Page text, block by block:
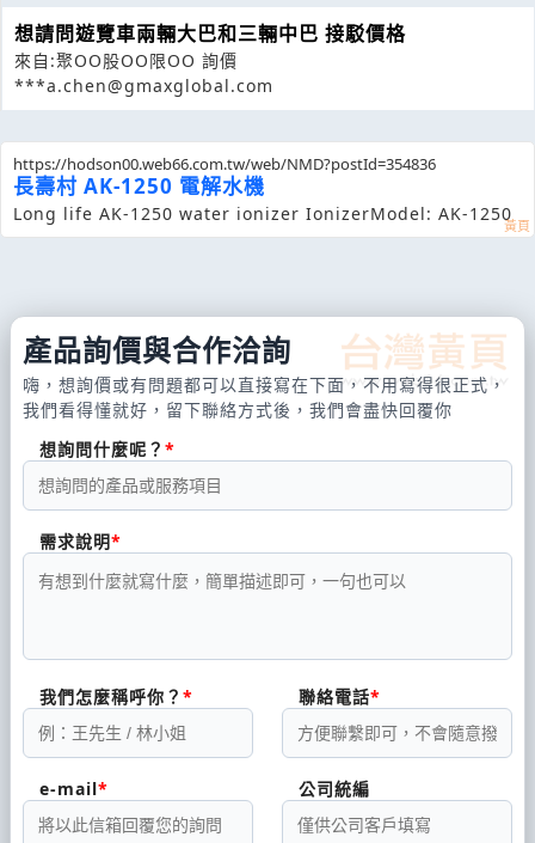
想請問遊覽車兩輛大巴和三輛中巴 接駁價格
來自:聚OO股OO限OO 詢價
***a.chen@gmaxglobal.com
https://hodson00.web66.com.tw/web/NMD?postId=354836
長壽村 AK-1250 電解水機
Long life AK-1250 water ionizer Ionizer Model: AK-1250
產品詢價與合作洽詢
嗨，想詢價或有問題都可以直接寫在下面，不用寫得很正式，
我們看得懂就好，留下聯絡方式後，我們會盡快回覆你
想詢問什麼呢？
需求說明
我們怎麼稱呼你？ 聯絡電話
e-mail 公司統編